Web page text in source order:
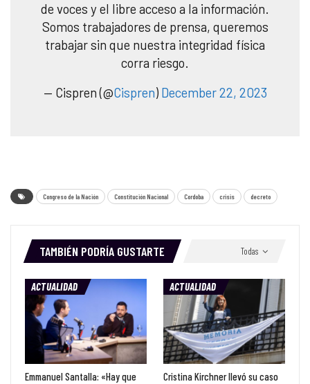
de voces y el libre acceso a la información.
Somos trabajadores de prensa, queremos
trabajar sin que nuestra integridad física
corra riesgo.
— Cispren (@Cispren) December 22, 2023
Congreso de la Nación Constitución Nacional Cordoba crisis decreto
Todas
TAMBIÉN PODRÍA GUSTARTE
ACTUALIDAD
Emmanuel Santalla: «Hay que
ACTUALIDAD
Cristina Kirchner llevó su caso